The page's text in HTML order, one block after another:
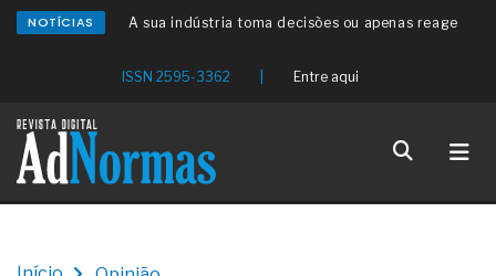
NOTÍCIAS
A sua indústria toma decisões ou apenas reage
Os serviços de reciclagem profunda a frio in situ
tentar criar uma reserva de mercado sobre as
NBR ISO
Os critérios médicos da síndrome metabólica
A prevenção clínica da coceira no ânus
ISSN 2595-3362 Entre aqui